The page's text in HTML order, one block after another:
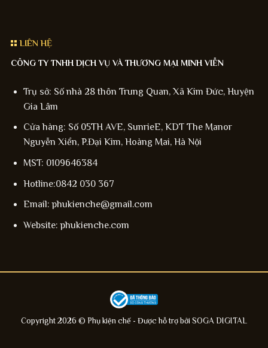
LIÊN HỆ
CÔNG TY TNHH DỊCH VỤ VÀ THƯƠNG MẠI MINH VIỄN
Trụ sở: Số nhà 28 thôn Trung Quan, Xã Kim Đức, Huyện
Gia Lâm
Cửa hàng: Số 05TH AVE, SunrieE, KDT The Manor
Nguyễn Xiển, P.Đại Kim, Hoàng Mai, Hà Nội
MST: 0109646384
Hotline:0842 030 367
Email: phukienche@gmail.com
Website: phukienche.com
Copyright 2026 © Phụ kiện chế - Được hỗ trợ bởi SOGA DIGITAL